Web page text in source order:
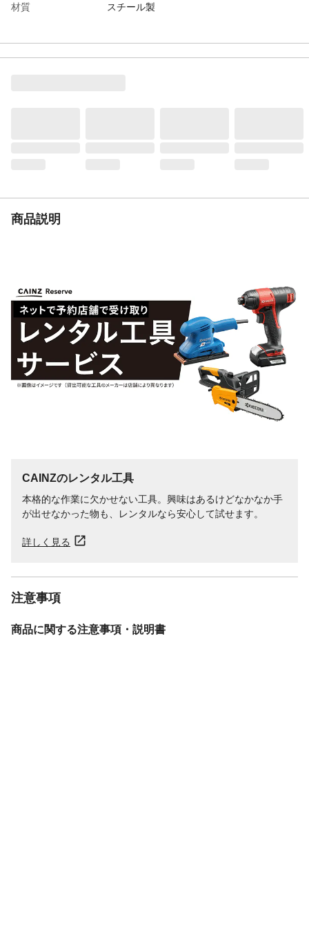
材質
スチール製
棚板枚数
1
必要工具
スパナ
商品説明
CAINZのレンタル工具
本格的な作業に欠かせない工具。興味はあるけどなかなか手
が出せなかった物も、レンタルなら安心して試せます。
詳しく見る
注意事項
商品に関する注意事項・説明書